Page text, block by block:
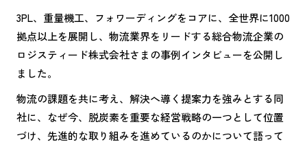
3PL、重量機工、フォワーディングをコアに、全世界に1000
拠点以上を展開し、物流業界をリードする総合物流企業の
ロジスティード株式会社さまの事例インタビューを公開し
ました。
物流の課題を共に考え、解決へ導く提案力を強みとする同
社に、なぜ今、脱炭素を重要な経営戦略の一つとして位置
づけ、先進的な取り組みを進めているのかについて語って